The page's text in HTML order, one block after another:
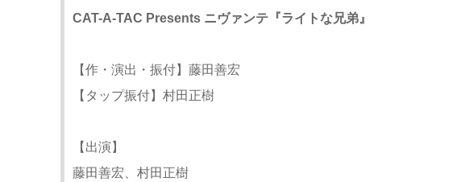
CAT-A-TAC Presents ニヴァンテ『ライトな兄弟』
【作・演出・振付】藤田善宏
【タップ振付】村田正樹
【出演】
藤田善宏、村田正樹